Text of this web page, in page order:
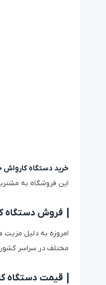
خرید دستگاه کارواش
این فروشگاه به
فروش دستگاه
امروزه به دلیل
مختلف در سراسر
قیمت دستگاه